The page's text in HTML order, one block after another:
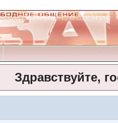
Здравствуйте,